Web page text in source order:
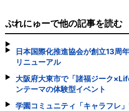
ぷれにゅーで他の記事を読む
日本国際化推進協会が創立13周
リニューアル
大阪府大東市で「諸福ジーク
ンテーマの体験型イベント
学園コミュニティ「キャラフレ